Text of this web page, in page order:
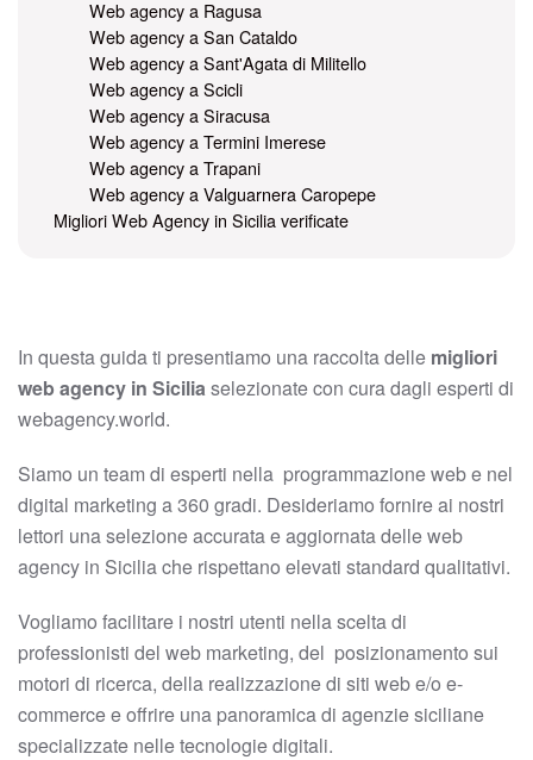
Web agency a Ragusa
Web agency a San Cataldo
Web agency a Sant'Agata di Militello
Web agency a Scicli
Web agency a Siracusa
Web agency a Termini Imerese
Web agency a Trapani
Web agency a Valguarnera Caropepe
Migliori Web Agency in Sicilia verificate
In questa guida ti presentiamo una raccolta delle migliori
web agency in Sicilia selezionate con cura dagli esperti di
webagency.world.
Siamo un team di esperti nella programmazione web e nel
digital marketing a 360 gradi. Desideriamo fornire ai nostri
lettori una selezione accurata e aggiornata delle web
agency in Sicilia che rispettano elevati standard qualitativi.
Vogliamo facilitare i nostri utenti nella scelta di
professionisti del web marketing, del posizionamento sui
motori di ricerca, della realizzazione di siti web e/o e-
commerce e offrire una panoramica di agenzie siciliane
specializzate nelle tecnologie digitali.